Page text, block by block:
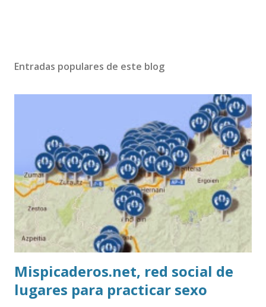
Entradas populares de este blog
Mispicaderos.net, red social de
lugares para practicar sexo